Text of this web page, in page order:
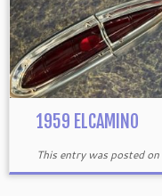
1959 ELCAMINO
This entry was posted on